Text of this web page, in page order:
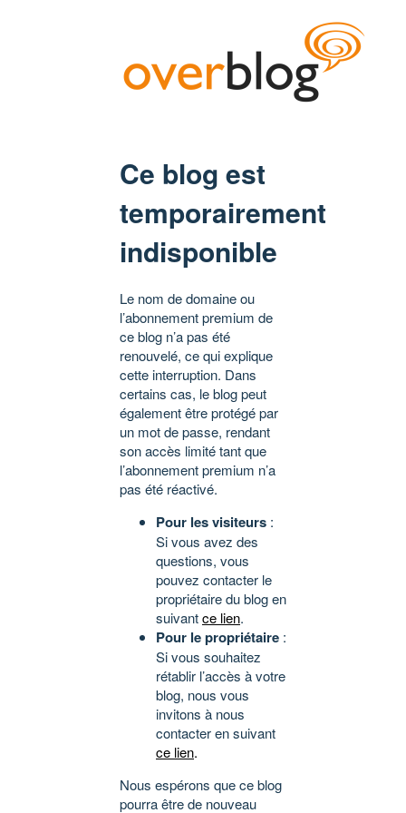
Ce blog est
temporairement
indisponible
Le nom de domaine ou
l’abonnement premium de
ce blog n’a pas été
renouvelé, ce qui explique
cette interruption. Dans
certains cas, le blog peut
également être protégé par
un mot de passe, rendant
son accès limité tant que
l’abonnement premium n’a
pas été réactivé.
Pour les visiteurs :
Si vous avez des
questions, vous
pouvez contacter le
propriétaire du blog en
suivantce lien.
Pour le propriétaire :
Si vous souhaitez
rétablir l’accès à votre
blog, nous vous
invitons à nous
contacter en suivant
ce lien.
Nous espérons que ce blog
pourra être de nouveau